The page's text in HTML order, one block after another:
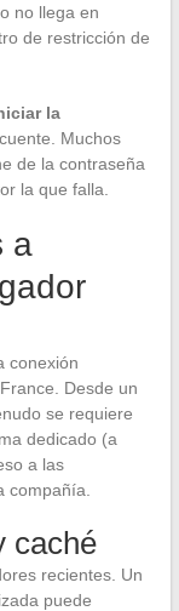
no llega en
de restricción de
la
Muchos
de la contraseña
la que falla.
a
conexión
Desde un
se requiere
dedicado (a
a las
compañía.
caché
recientes. Un
puede